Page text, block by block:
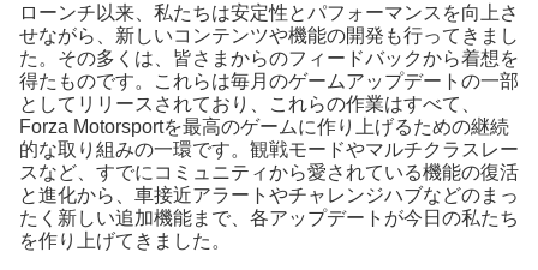
ローンチ以来、私たちは安定性とパフォーマンスを向上さ
せながら、新しいコンテンツや機能の開発も行ってきまし
た。その多くは、皆さまからのフィードバックから着想を
得たものです。これらは毎月のゲームアップデートの一部
としてリリースされており、これらの作業はすべて、
Forza Motorsportを最高のゲームに作り上げるための継続
的な取り組みの一環です。観戦モードやマルチクラスレー
スなど、すでにコミュニティから愛されている機能の復活
と進化から、車接近アラートやチャレンジハブなどのまっ
たく新しい追加機能まで、各アップデートが今日の私たち
を作り上げてきました。